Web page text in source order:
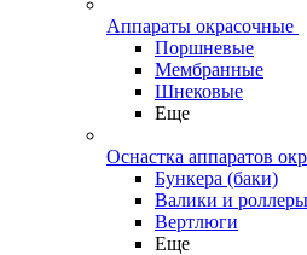
Аппараты окрасочные
Поршневые
Мембранные
Шнековые
Еще
Оснастка аппаратов
Бункера (баки)
Валики и роллеры
Вертлюги
Еще